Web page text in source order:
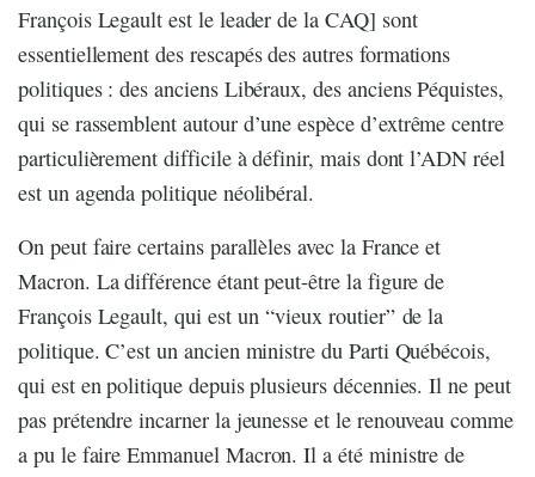
François Legault est le leader de la CAQ] sont
essentiellement des rescapés des autres formations
politiques : des anciens Libéraux, des anciens Péquistes,
qui se rassemblent autour d’une espèce d’extrême centre
particulièrement difficile à définir, mais dont l’ADN réel
est un agenda politique néolibéral.
On peut faire certains parallèles avec la France et
Macron. La différence étant peut-être la figure de
François Legault, qui est un “vieux routier” de la
politique. C’est un ancien ministre du Parti Québécois,
qui est en politique depuis plusieurs décennies. Il ne peut
pas prétendre incarner la jeunesse et le renouveau comme
a pu le faire Emmanuel Macron. Il a été ministre de